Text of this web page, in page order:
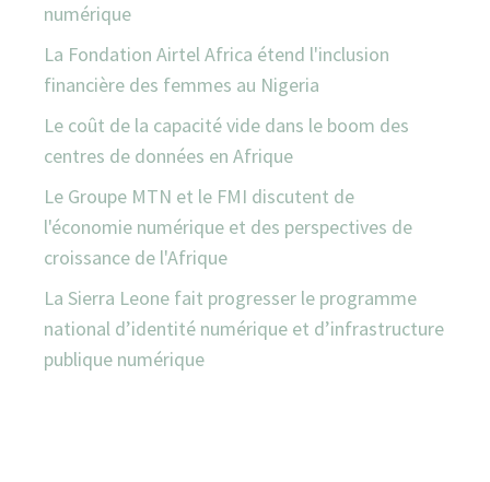
numérique
La Fondation Airtel Africa étend l'inclusion
financière des femmes au Nigeria
Le coût de la capacité vide dans le boom des
centres de données en Afrique
Le Groupe MTN et le FMI discutent de
l'économie numérique et des perspectives de
croissance de l'Afrique
La Sierra Leone fait progresser le programme
national d’identité numérique et d’infrastructure
publique numérique